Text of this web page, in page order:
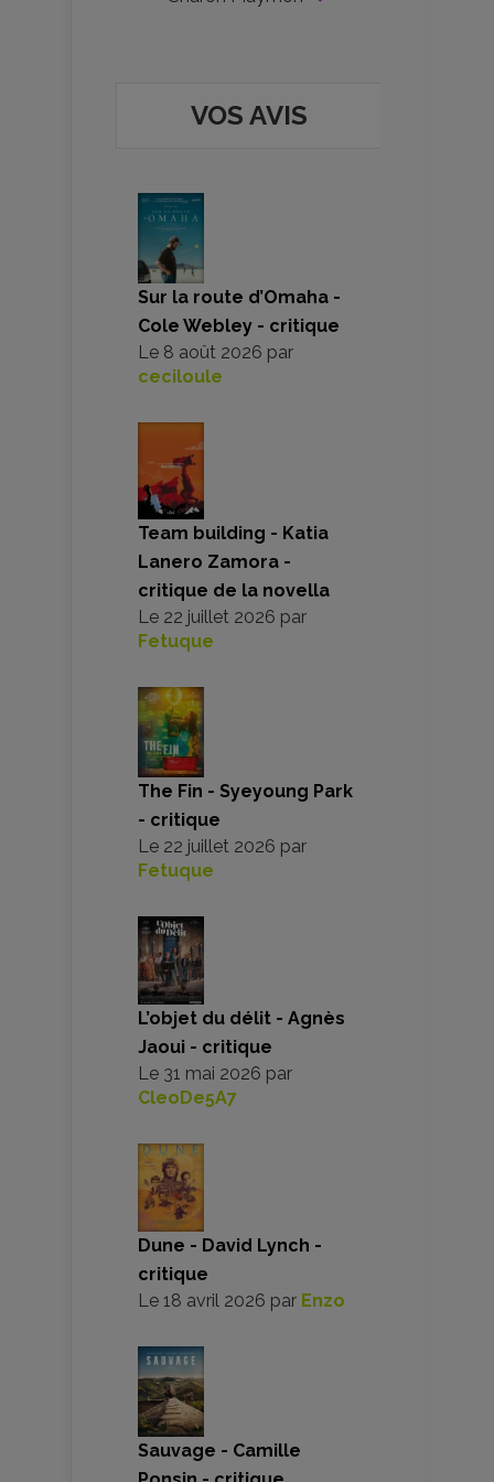
VOS AVIS
Sur la route d’Omaha -
Cole Webley - critique
Le 8 août 2026 par
ceciloule
Team building - Katia
Lanero Zamora -
critique de la novella
Le 22 juillet 2026 par
Fetuque
The Fin - Syeyoung Park
- critique
Le 22 juillet 2026 par
Fetuque
L’objet du délit - Agnès
Jaoui - critique
Le 31 mai 2026 par
CleoDe5A7
Dune - David Lynch -
critique
Le 18 avril 2026 par Enzo
Sauvage - Camille